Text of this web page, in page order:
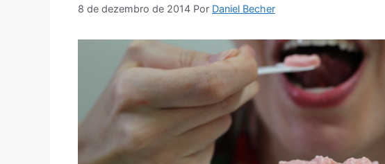
8 de dezembro de 2014 Por Daniel Becher